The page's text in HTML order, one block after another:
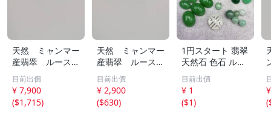
天然 ミャンマー
産翡翠 ルース
瓜 氷のように透
き通る 17ｘ8.5
ｘ2.4ｍｍ 3.5ct
と 17.6ｘ11
目前出價
¥ 7,900
($1,715)
天然 ミャンマー
産翡翠 ルース
18ｘ12.8ｍ
ｍ 40.5ct と
18.4ｘ13.3ｍｍ
43ct 注意事項
目前出價
¥ 2,900
($630)
1円スタート 翡翠
天然石 色石 ルー
ス まとめ 大量 ジ
ュエリー 宝石 総
重量約49.0g ヒス
イ HE0806ろ
目前出價
¥ 1
($1)
(